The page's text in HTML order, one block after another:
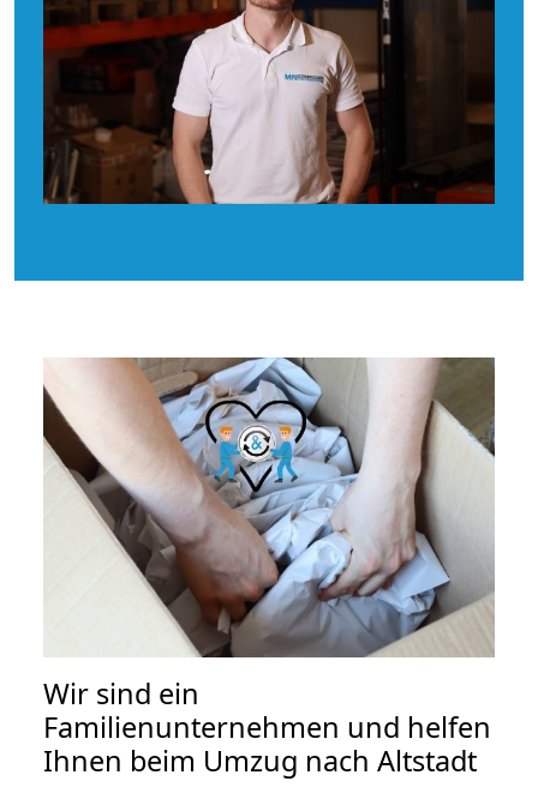
Wir sind ein
Familienunternehmen und helfen
Ihnen beim Umzug nach Altstadt